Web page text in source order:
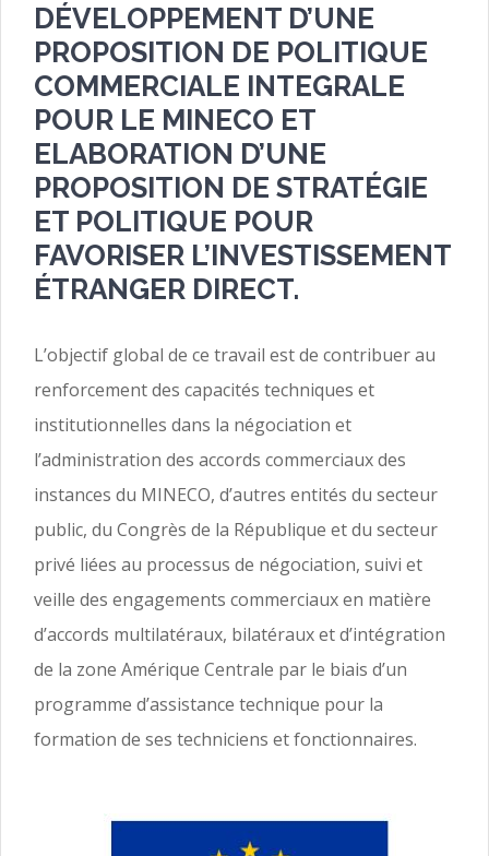
DÉVELOPPEMENT D’UNE
PROPOSITION DE POLITIQUE
COMMERCIALE INTEGRALE
POUR LE MINECO ET
ELABORATION D’UNE
PROPOSITION DE STRATÉGIE
ET POLITIQUE POUR
FAVORISER L’INVESTISSEMENT
ÉTRANGER DIRECT.
L’objectif global de ce travail est de contribuer au
renforcement des capacités techniques et
institutionnelles dans la négociation et
l’administration des accords commerciaux des
instances du MINECO, d’autres entités du secteur
public, du Congrès de la République et du secteur
privé liées au processus de négociation, suivi et
veille des engagements commerciaux en matière
d’accords multilatéraux, bilatéraux et d’intégration
de la zone Amérique Centrale par le biais d’un
programme d’assistance technique pour la
formation de ses techniciens et fonctionnaires.